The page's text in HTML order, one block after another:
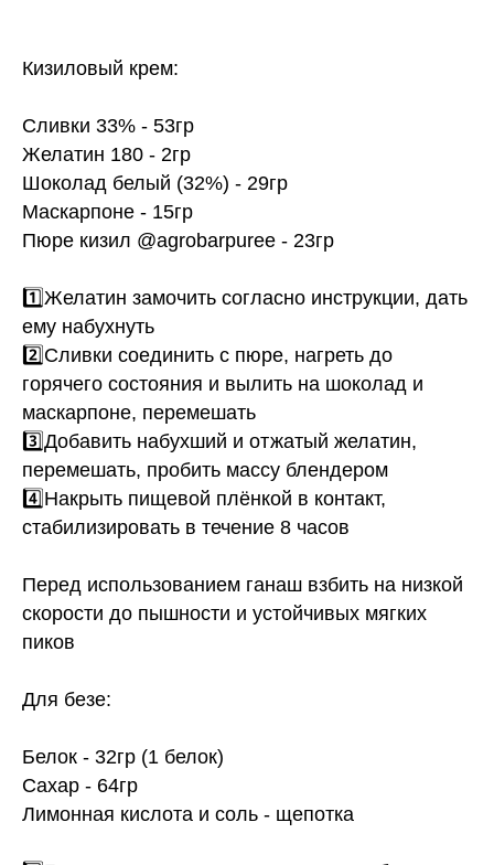
Кизиловый крем:
Сливки 33% - 53гр
Желатин 180 - 2гр
Шоколад белый (32%) - 29гр
Маскарпоне - 15гр
Пюре кизил @agrobarpuree - 23гр
1️⃣Желатин замочить согласно инструкции, дать
ему набухнуть
2️⃣Сливки соединить с пюре, нагреть до
горячего состояния и вылить на шоколад и
маскарпоне, перемешать
3️⃣Добавить набухший и отжатый желатин,
перемешать, пробить массу блендером
4️⃣Накрыть пищевой плёнкой в контакт,
стабилизировать в течение 8 часов
Перед использованием ганаш взбить на низкой
скорости до пышности и устойчивых мягких
пиков
Для безе:
Белок - 32гр (1 белок)
Сахар - 64гр
Лимонная кислота и соль - щепотка